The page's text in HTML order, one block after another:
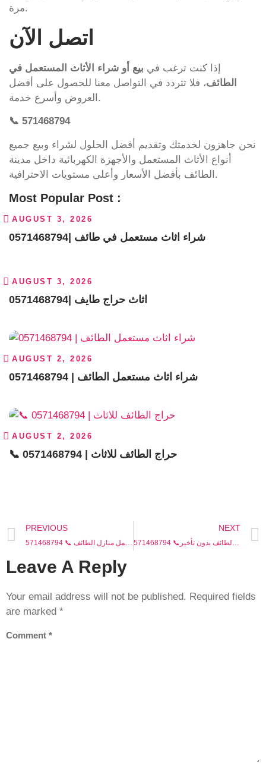
مرة.
اتصل الآن
إذا كنت ترغب في بيع أو شراء الأثاث المستعمل في
الطائف، فلا تتردد في التواصل معنا للحصول على أفضل
العروض وأسرع خدمة.
📞 571468794
نحن جاهزون لخدمتك وتقديم أفضل الحلول لشراء وبيع جميع
أنواع الأثاث المستعمل والأجهزة الكهربائية داخل مدينة
الطائف بأفضل الأسعار وأعلى مستويات الاحترافية.
Most Popular Post :
AUGUST 3, 2026
شراء اثاث مستعمل في طائف |0571468794
AUGUST 3, 2026
اثاث حراج طايف |0571468794
AUGUST 2, 2026
0571468794 | شراء اثاث مستعمل الطائف
AUGUST 2, 2026
📞 0571468794 | حراج الطائف للاثاث
PREVIOUS
شراء اثاث مستعمل منازل الطائف 📞 571468794
NEXT
شراء اثاث مستعمل الطائف بدون تأخير📞 571468794
Leave A Reply
Your email address will not be published. Required fields
are marked *
Comment *